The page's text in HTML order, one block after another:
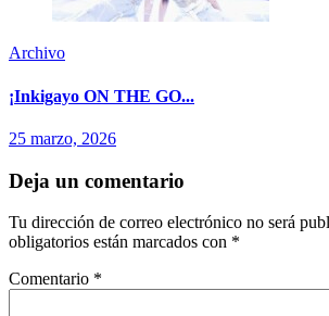
Archivo
¡Inkigayo ON THE GO...
25 marzo, 2026
Deja un comentario
Tu dirección de correo electrónico no será
obligatorios están marcados con *
Comentario *